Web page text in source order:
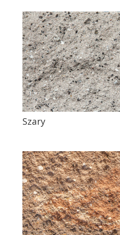
Szary